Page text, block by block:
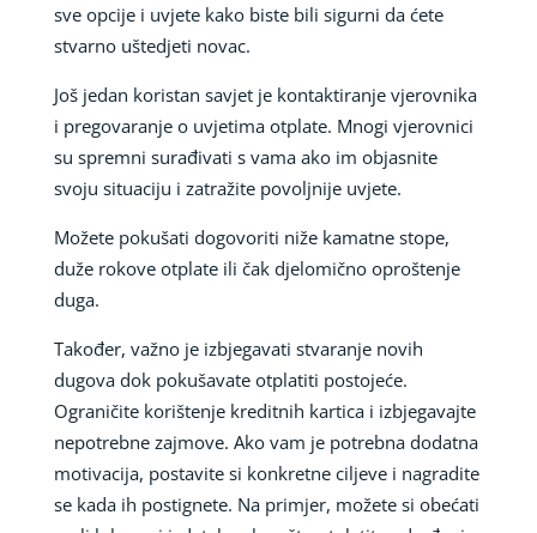
sve opcije i uvjete kako biste bili sigurni da ćete
stvarno uštedjeti novac.
Još jedan koristan savjet je kontaktiranje vjerovnika
i pregovaranje o uvjetima otplate. Mnogi vjerovnici
su spremni surađivati s vama ako im objasnite
svoju situaciju i zatražite povoljnije uvjete.
Možete pokušati dogovoriti niže kamatne stope,
duže rokove otplate ili čak djelomično oproštenje
duga.
Također, važno je izbjegavati stvaranje novih
dugova dok pokušavate otplatiti postojeće.
Ograničite korištenje kreditnih kartica i izbjegavajte
nepotrebne zajmove. Ako vam je potrebna dodatna
motivacija, postavite si konkretne ciljeve i nagradite
se kada ih postignete. Na primjer, možete si obećati